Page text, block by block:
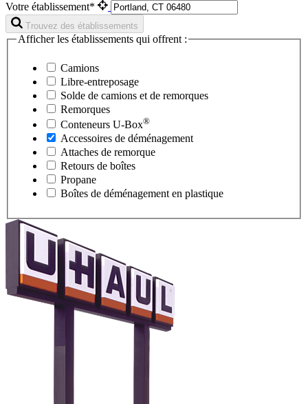
Votre établissement*
Trouvez des établissements
Afficher les établissements qui offrent :
Camions
Libre-entreposage
Solde de camions et de remorques
Remorques
Conteneurs U-Box®
Accessoires de déménagement
Attaches de remorque
Retours de boîtes
Propane
Boîtes de déménagement en plastique